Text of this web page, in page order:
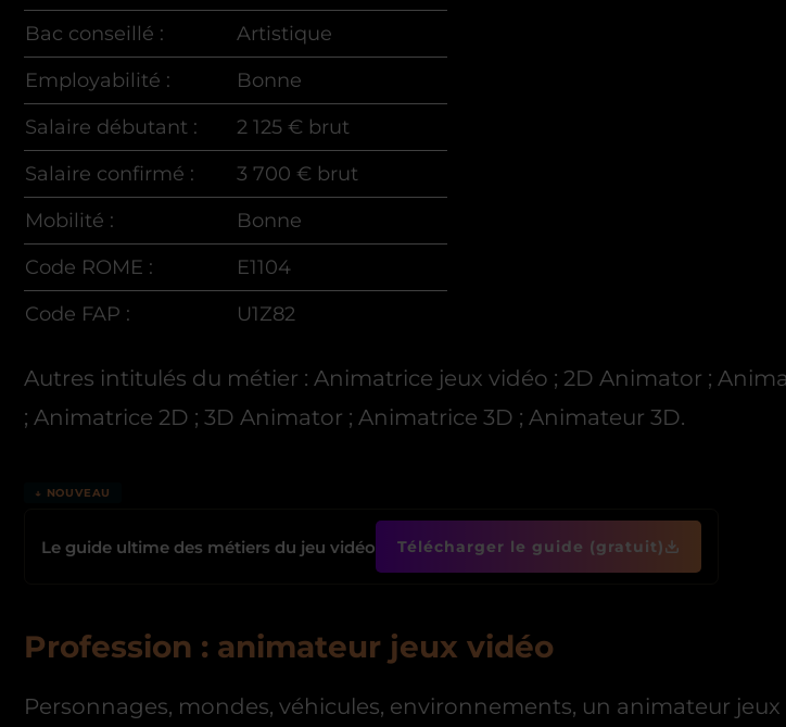
Bac conseillé :
Artistique
Employabilité :
Bonne
Salaire débutant :
2 125 € brut
Salaire confirmé :
3 700 € brut
Mobilité :
Bonne
Code ROME :
E1104
Code FAP :
U1Z82
Autres intitulés du métier : Animatrice jeux vidéo ; 2D Animator ;
; Animatrice 2D ; 3D Animator ; Animatrice 3D ; Animateur 3D.
↓ NOUVEAU
Le guide ultime des métiers du jeu vidéo Télécharger le guide (gratuit)
Profession : animateur jeux vidéo
Personnages, mondes, véhicules, environnements, un animateur